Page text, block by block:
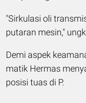
"Sirkulasi oli
putaran mesin,"
Demi aspek
matik Hermas
posisi tuas di P.